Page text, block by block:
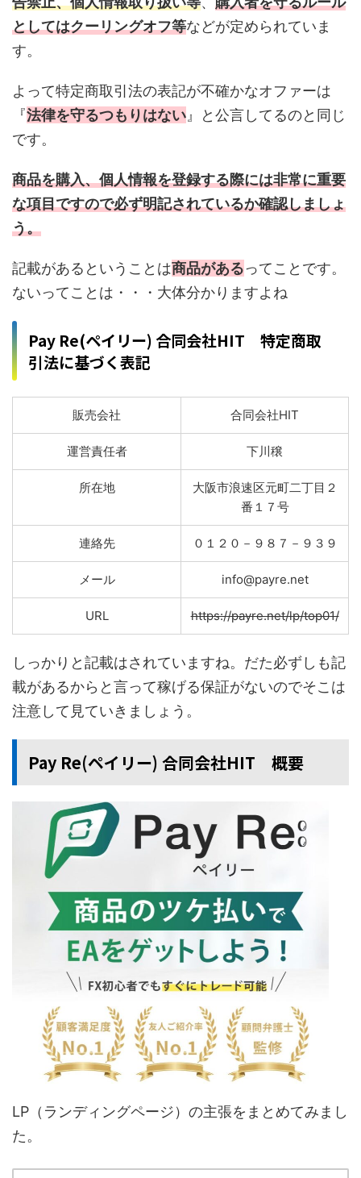
としてはクーリングオフ等などが定められていま
す。
よって特定商取引法の表記が不確かなオファーは
『法律を守るつもりはない 』と公言してるのと同じ
です。
商品を購入、個人情報を登録する際には非常に重要
な項目ですので必ず明記されているか確認しましょ
う。
記載があるということは商品があるってことです。
ないってことは・・・大体分かりますよね
Pay Re(ペイリー) 合同会社HIT 特定商取
引法に基づく表記
販売会社 合同会社HIT
運営責任者 下川穣
所在地
大阪市浪速区元町二丁目２
番１７号
連絡先 ０１２０－９８７－９３９
メール info@payre.net
URL https://payre.net/lp/top01/
しっかりと記載はされていますね。だた必ずしも記
載があるからと言って稼げる保証がないのでそこは
注意して見ていきましょう。
Pay Re(ペイリー) 合同会社HIT 概要
LP（ランディングページ）の主張をまとめてみまし
た。